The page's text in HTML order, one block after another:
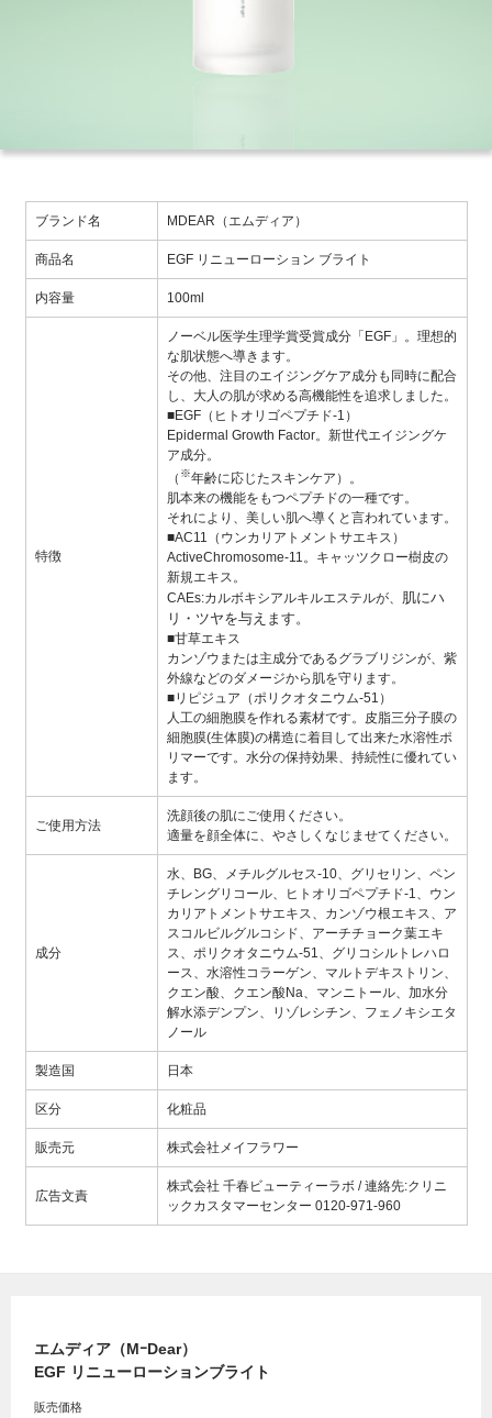
ブランド名 MDEAR（エムディア）
商品名 EGF リニューローション ブライト
内容量 100ml
特徴
ノーベル医学生理学賞受賞成分「EGF」。理想的
な肌状態へ導きます。
その他、注目のエイジングケア成分も同時に配合
し、大人の肌が求める高機能性を追求しました。
■EGF（ヒトオリゴペプチド-1）
Epidermal Growth Factor。新世代エイジングケ
ア成分。
（ ※年齢に応じたスキンケア）。
肌本来の機能をもつペプチドの一種です。
それにより、美しい肌へ導くと言われています。
■AC11（ウンカリアトメントサエキス）
ActiveChromosome-11。キャッツクロー樹皮の
新規エキス。
CAEs:カルボキシアルキルエステルが、
肌にハ
リ・ツヤを与えます。
■甘草エキス
カンゾウまたは主成分であるグラブリジンが、紫
外線などのダメージから肌を守ります。
■リピジュア（ポリクオタニウム-51）
人工の細胞膜を作れる素材です。皮脂三分子膜の
細胞膜(生体膜)の構造に着目して出来た水溶性ポ
リマーです。水分の保持効果、持続性に優れてい
ます。
ご使用方法
洗顔後の肌にご使用ください。
適量を顔全体に、やさしくなじませてください。
成分
水、BG、メチルグルセス-10、グリセリン、ペン
チレングリコール、ヒトオリゴペプチド-1、ウン
カリアトメントサエキス、カンゾウ根エキス、ア
スコルビルグルコシド、アーチチョーク葉エキ
ス、ポリクオタニウム-51、グリコシルトレハロ
ース、水溶性コラーゲン、マルトデキストリン、
クエン酸、クエン酸Na、マンニトール、加水分
解水添デンプン、リゾレシチン、フェノキシエタ
ノール
製造国 日本
区分 化粧品
販売元 株式会社メイフラワー
広告文責
株式会社 千春ビューティーラボ / 連絡先:クリニ
ックカスタマーセンター 0120-971-960
エムディア（MｰDear）
EGF リニューローションブライト
販売価格